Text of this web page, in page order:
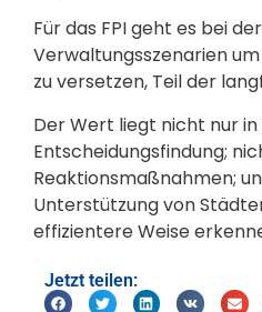
Für das FPI geht es bei
Verwaltungsszenarien
zu versetzen, Teil der
Der Wert liegt nicht nur
Entscheidungsfindung;
Reaktionsmaßnahmen;
Unterstützung von
effizientere Weise
Jetzt teilen: